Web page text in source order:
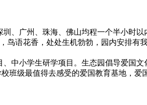
、广州、珠海、佛山均程一个半小时以
语花香，处处生机勃勃，园内安排有
中小学生研学项目。生态园倡导爱国文
班级最值得去感受的爱国教育基地，爱